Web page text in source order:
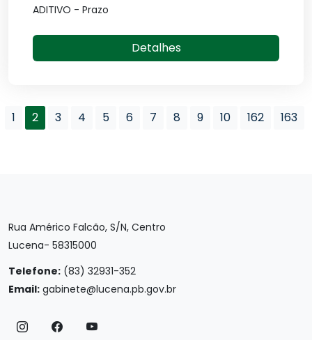
ADITIVO - Prazo
Detalhes
1 2 3 4 5 6 7 8 9 10 162 163
Rua Américo Falcão, S/N, Centro
Lucena- 58315000
Telefone: (83) 32931-352
Email: gabinete@lucena.pb.gov.br